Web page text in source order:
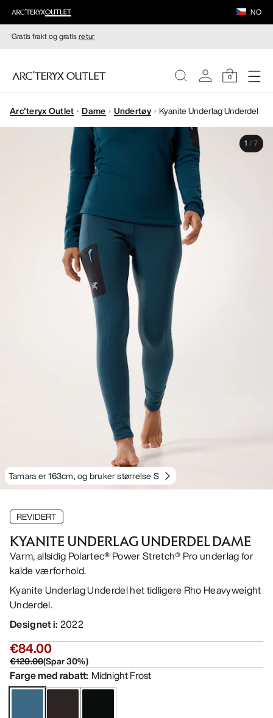
NO
Gratis frakt og gratisretur
0
DAMER
Arc'teryx Outlet Dame Undertøy Kyanite Underlag Underdel
Tamara er 163cm, og bruker størrelse S
1 / 7
REVIDERT
KYANITE UNDERLAG UNDERDEL DAME
Varm, allsidig Polartec® Power Stretch® Pro underlag for
kalde værforhold.
Kyanite Underlag Underdel het tidligere Rho Heavyweight
Underdel.
Designet i: 2022
€84.00
€120.00(Spar30%)
Farge med rabatt: Midnight Frost